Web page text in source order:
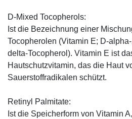
D-Mixed Tocopherols:
Ist die Bezeichnung einer
Tocopherolen (Vitamin E; D-
delta-Tocopherol). Vitamin E ist
Hautschutzvitamin, das die Haut
Sauerstoffradikalen schützt.
Retinyl Palmitate:
Ist die Speicherform von Vitamin